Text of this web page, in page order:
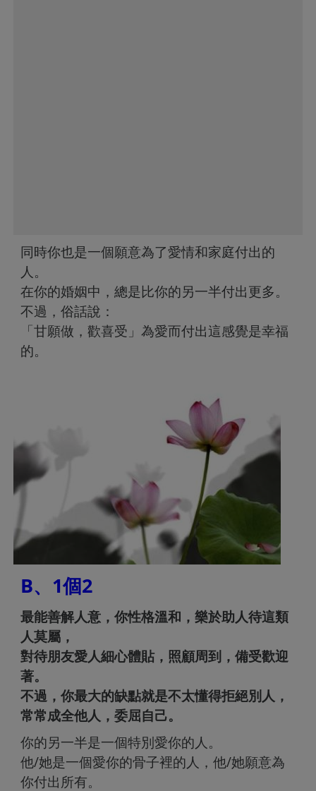
同時你也是一個願意為了愛情和家庭付出的
人。
在你的婚姻中，總是比你的另一半付出更多。
不過，俗話說：
「甘願做，歡喜受」為愛而付出這感覺是幸福
的。
B、1個2
最能善解人意，你性格溫和，樂於助人待這類
人莫屬，
對待朋友愛人細心體貼，照顧周到，備受歡迎
著。
不過，你最大的缺點就是不太懂得拒絕別人，
常常成全他人，委屈自己。
你的另一半是一個特別愛你的人。
他/她是一個愛你的骨子裡的人，他/她願意為
你付出所有。